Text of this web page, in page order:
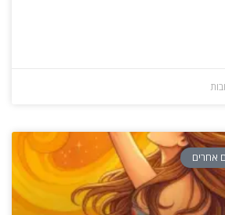
אחרים